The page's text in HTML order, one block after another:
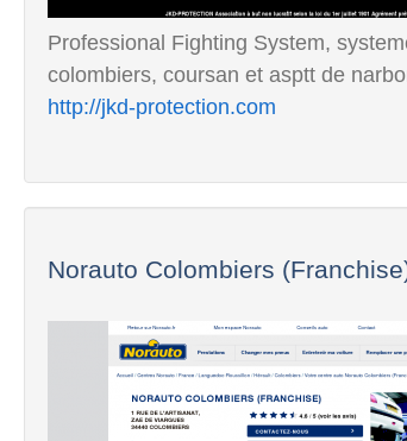
Professional Fighting System,
colombiers, coursan et asptt de
http://jkd-protection.com
Norauto Colombiers